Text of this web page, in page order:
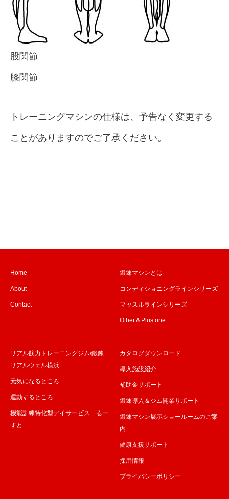
股関節
膝関節
トレーニングマシンの仕様は、予告なく変更する
ことがありますのでご了承ください。
Home
About
Contact
鍛錬マシンとは
コンディショニングラインシリーズ
マッスルラインシリーズ
Other＆Plus one
リアル筋力トレーニングジム/鍛錬
リアルウェル横浜
元気になるところ
運動するところ
機能訓練特化型デイサービス るー
すと
カタログダウンロード
導入施設紹介
補助金サポート
鍛錬導入＆ジム開業サポート
鍛錬マシン展示ショールームのご案
内
健康支援サポート
採用情報
プライバシーポリシー